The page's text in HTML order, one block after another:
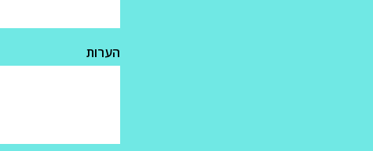
הערות